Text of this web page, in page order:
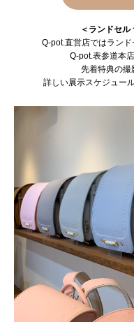
＜ランドセル
Q-pot.直営店ではラン
Q-pot.表参道本
先着特典の撮
詳しい展示スケジュー